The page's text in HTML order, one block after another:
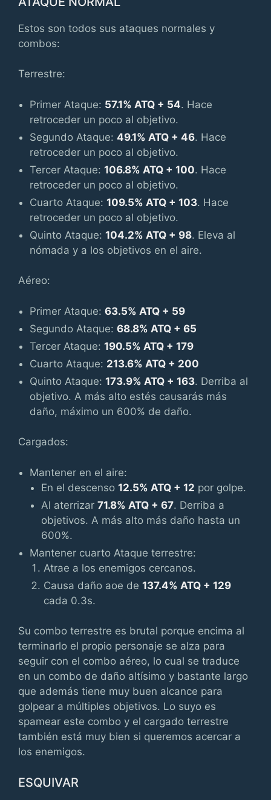
Estos son todos sus ataques normales y
combos:
Terrestre:
Primer Ataque: 57.1% ATQ + 54. Hace
retroceder un poco al objetivo.
Segundo Ataque:49.1% ATQ + 46. Hace
retroceder un poco al objetivo.
Tercer Ataque:106.8% ATQ + 100. Hace
retroceder un poco al objetivo.
Cuarto Ataque:109.5% ATQ + 103. Hace
retroceder un poco al objetivo.
Quinto Ataque:104.2% ATQ + 98. Eleva al
nómada y a los objetivos en el aire.
Aéreo:
Primer Ataque:63.5% ATQ + 59
Segundo Ataque:68.8% ATQ + 65
Tercer Ataque:190.5% ATQ + 179
Cuarto Ataque: 213.6% ATQ + 200
Quinto Ataque:173.9% ATQ + 163. Derriba al
objetivo. A más alto estés causarás más
daño, máximo un 600% de daño.
Cargados:
Mantener en el aire:
En el descenso12.5% ATQ + 12 por golpe.
Al aterrizar71.8% ATQ + 67. Derriba a
objetivos. A más alto más daño hasta un
600%.
Mantener cuarto Ataque terrestre:
Atrae a los enemigos cercanos.
Causa daño aoe de 137.4% ATQ + 129
cada 0.3s.
Su combo terrestre es brutal porque encima al
terminarlo el propio personaje se alza para
seguir con el combo aéreo, lo cual se traduce
en un combo de daño altísimo y bastante largo
que además tiene muy buen alcance para
golpear a múltiples objetivos. Lo suyo es
spamear este combo y el cargado terrestre
también está muy bien si queremos acercar a
los enemigos.
ESQUIVAR